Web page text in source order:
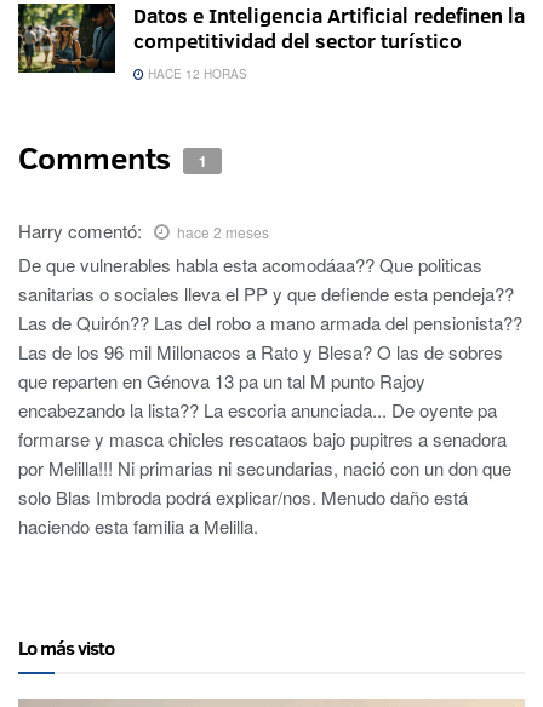
Datos e Inteligencia Artificial redefinen la
competitividad del sector turístico
HACE 12 HORAS
Comments 1
Harry comentó: hace 2 meses
De que vulnerables habla esta acomodáaa?? Que politicas
sanitarias o sociales lleva el PP y que defiende esta pendeja??
Las de Quirón?? Las del robo a mano armada del pensionista??
Las de los 96 mil Millonacos a Rato y Blesa? O las de sobres
que reparten en Génova 13 pa un tal M punto Rajoy
encabezando la lista?? La escoria anunciada... De oyente pa
formarse y masca chicles rescataos bajo pupitres a senadora
por Melilla!!! Ni primarias ni secundarias, nació con un don que
solo Blas Imbroda podrá explicar/nos. Menudo daño está
haciendo esta familia a Melilla.
Lo más visto